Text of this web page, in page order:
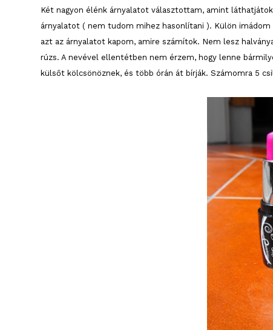
Két nagyon élénk árnyalatot választottam, amint
árnyalatot ( nem tudom mihez hasonlítani ). Külön
azt az árnyalatot kapom, amire számítok. Nem lesz
rúzs. A nevével ellentétben nem érzem, hogy lenne
külsőt kölcsönöznek, és több órán át bírják. Számomra 5